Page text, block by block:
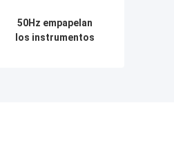
50Hz empapelan
los instrumentos